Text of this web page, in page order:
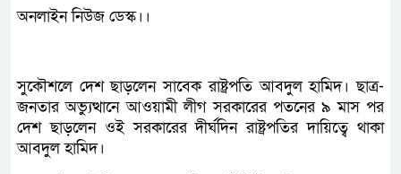
অনলাইন নিউজ ডেস্ক।।
সুকৌশলে দেশ ছাড়লেন সাবেক রাষ্ট্রপতি আবদুল হামিদ। ছাত্র-
জনতার অভ্যুত্থানে আওয়ামী লীগ সরকারের পতনের ৯ মাস পর
দেশ ছাড়লেন ওই সরকারের দীর্ঘদিন রাষ্ট্রপতির দায়িত্বে থাকা
আবদুল হামিদ।